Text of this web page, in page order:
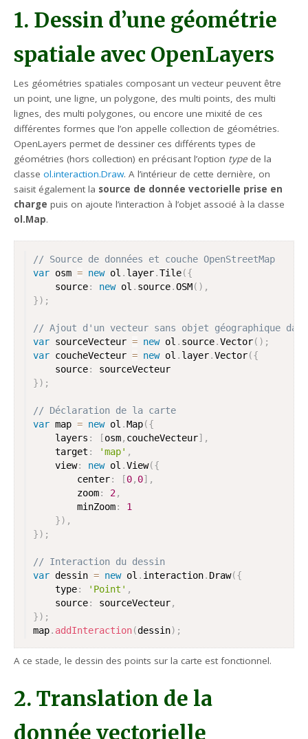
1. Dessin d’une géométrie
spatiale avec OpenLayers
Les géométries spatiales composant un vecteur peuvent être
un point, une ligne, un polygone, des multi points, des multi
lignes, des multi polygones, ou encore une mixité de ces
différentes formes que l’on appelle collection de géométries.
OpenLayers permet de dessiner ces différents types de
géométries (hors collection) en précisant l’option type de la
classeol.interaction.Draw. A l’intérieur de cette dernière, on
saisit également la source de donnée vectorielle prise en
charge puis on ajoute l’interaction à l’objet associé à la classe
ol.Map.
// Source de données et couche OpenStreetMap
var osm = new ol . layer.Tile({
	source
: new ol . source.OSM( ) ,
}) ;
// Ajout d'un vecteur sans objet géographique dans
var sourceVecteur = new ol . source.Vector( ) ;
var coucheVecteur = new ol . layer.Vector({
	source
:
sourceVecteur
}) ;
// Déclaration de la carte
var map = new ol .Map({
	layers
: [osm, coucheVecteur] ,
	target
: 'map' ,
	view
: new ol .View({
		center
: [0, 0] ,
		zoom
: 2,
		minZoom
:
1
}) ,
}) ;
// Interaction du dessin
var dessin = new ol . interaction. Draw({
	type
: 'Point' ,
	source
: sourceVecteur,
}) ;
map. addInteraction(dessin) ;
A ce stade, le dessin des points sur la carte est fonctionnel.
2. Translation de la
donnée vectorielle